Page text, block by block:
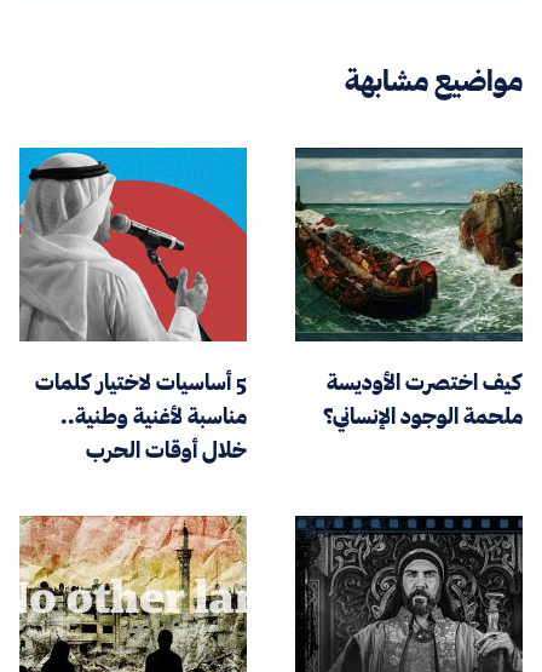
مواضيع مشابهة
كيف اختصرت الأوديسة
ملحمة الوجود الإنساني؟
5 أساسيات لاختيار كلمات
مناسبة لأغنية وطنية..
خلال أوقات الحرب